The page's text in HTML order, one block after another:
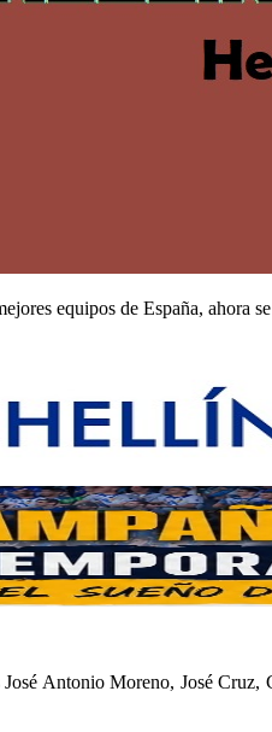
equipos de España, ahora
Antonio Moreno, José